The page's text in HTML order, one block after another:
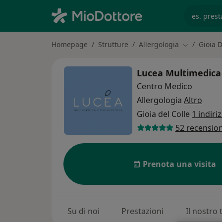
Homepage Strutture Allergologia CambiaGioia
Lucea
Centro Medico
Allergologia Altro
Gioia del Colle 1
52
Prenota una visita
Su di noi Prestazioni Il nostro